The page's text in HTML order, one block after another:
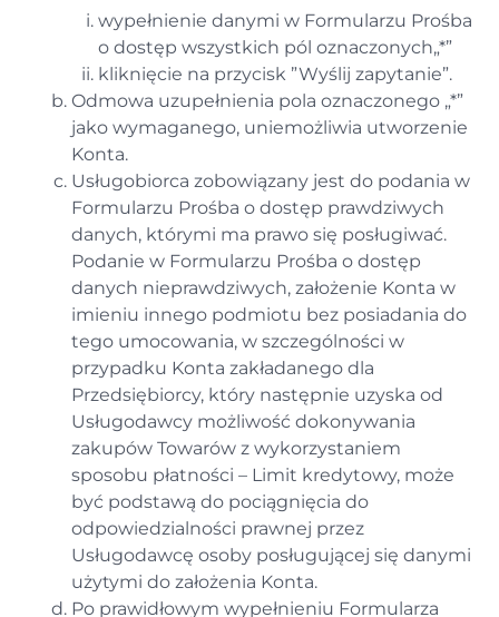
wypełnienie danymi w Formularzu Prośba
o dostęp wszystkich pól oznaczonych„*”
kliknięcie na przycisk ”Wyślij zapytanie”.
Odmowa uzupełnienia pola oznaczonego „*”
jako wymaganego, uniemożliwia utworzenie
Konta.
Usługobiorca zobowiązany jest do podania w
Formularzu Prośba o dostęp prawdziwych
danych, którymi ma prawo się posługiwać.
Podanie w Formularzu Prośba o dostęp
danych nieprawdziwych, założenie Konta w
imieniu innego podmiotu bez posiadania do
tego umocowania, w szczególności w
przypadku Konta zakładanego dla
Przedsiębiorcy, który następnie uzyska od
Usługodawcy możliwość dokonywania
zakupów Towarów z wykorzystaniem
sposobu płatności – Limit kredytowy, może
być podstawą do pociągnięcia do
odpowiedzialności prawnej przez
Usługodawcę osoby posługującej się danymi
użytymi do założenia Konta.
Po prawidłowym wypełnieniu Formularza